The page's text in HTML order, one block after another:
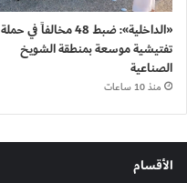
«الداخلية»: ضبط 48 مخالفاً في حملة
تفتيشية موسعة بمنطقة الشويخ
الصناعية
منذ 10 ساعات
الأقسام